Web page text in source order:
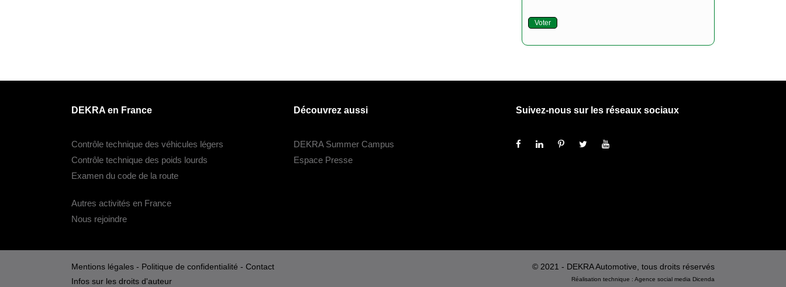
Voter
DEKRA en France
Contrôle technique des véhicules légers
Contrôle technique des poids lourds
Examen du code de la route
Autres activités en France
Nous rejoindre
Découvrez aussi
DEKRA Summer Campus
Espace Presse
Suivez-nous sur les réseaux sociaux
Mentions légales - Politique de confidentialité - Contact
Infos sur les droits d'auteur
© 2021 - DEKRA Automotive, tous droits réservés
Réalisation technique : Agence social media Dicenda